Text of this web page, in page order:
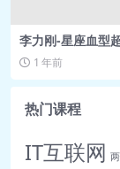
李力刚-星座血型
先版）音频
1 年前
热门课程
IT互联网